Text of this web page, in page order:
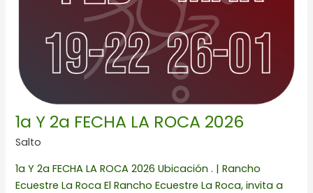
1a Y 2a FECHA LA ROCA 2026
Salto
1a Y 2a FECHA LA ROCA 2026 Ubicación . | Rancho
Ecuestre La Roca El Rancho Ecuestre La Roca, invita a